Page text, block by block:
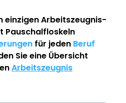
einzigenArbeitszeugnis-
Pauschalfloskeln
für jeden Beruf
Sie eine Übersicht
Arbeitszeugnis